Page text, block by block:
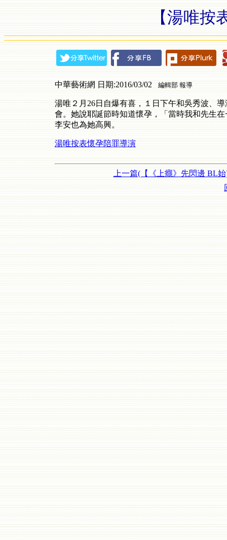
【湯唯按
中華藝術網 日期:2016/03/02 編輯部 報導
湯唯２月26日自爆有喜，１日下午和吳秀波、
會。她說耶誕節時知道懷孕，「當時我和先生
李安也為她高興。
湯唯按表懷孕陪罪導演
上一篇(【《上癮》先閃邊 BL始